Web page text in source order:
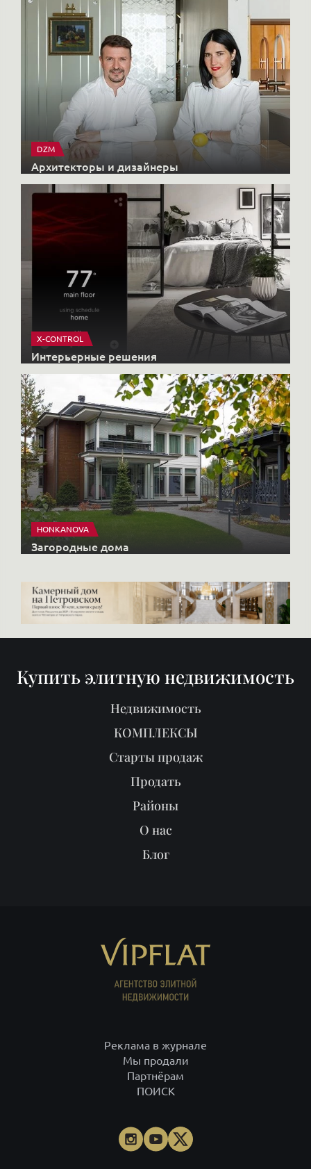
DZM
Архитекторы и дизайнеры
X-CONTROL
Интерьерные решения
HONKANOVA
Загородные дома
Купить элитную недвижимость
Недвижимость
КОМПЛЕКСЫ
Старты продаж
Продать
Районы
О нас
Блог
Реклама в журнале
Мы продали
Партнёрам
ПОИСК